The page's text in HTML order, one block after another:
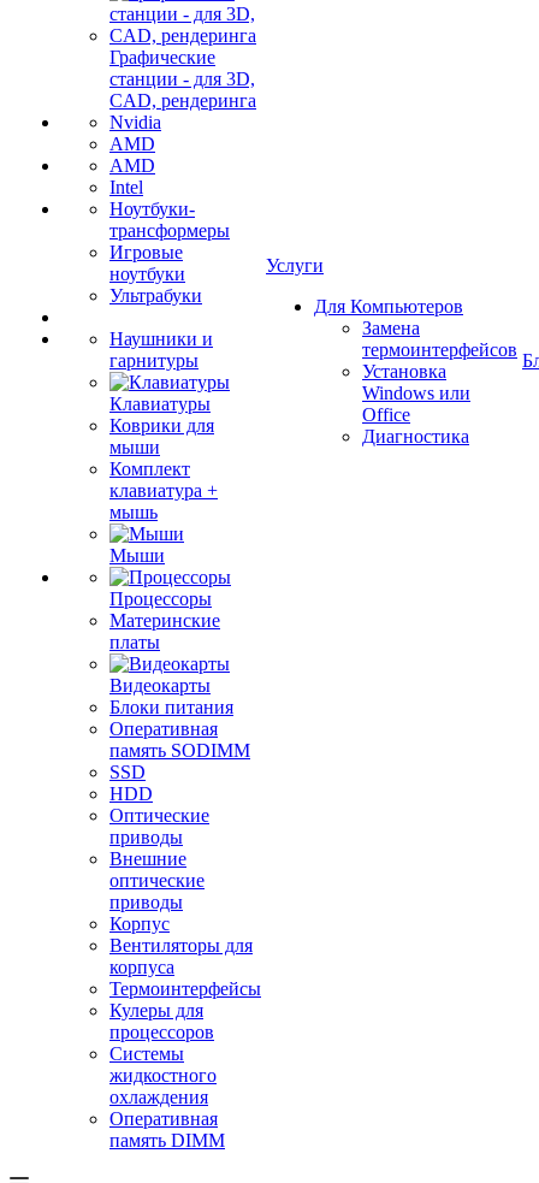
Графические
станции - для 3D,
CAD, рендеринга
Nvidia
AMD
AMD
Intel
Ноутбуки-
трансформеры
Игровые
ноутбуки
Ультрабуки
Наушники и
гарнитуры
Клавиатуры
Коврики для
мыши
Комплект
клавиатура +
мышь
Мыши
Процессоры
Материнские
платы
Видеокарты
Блоки питания
Оперативная
память SODIMM
SSD
HDD
Оптические
приводы
Внешние
оптические
приводы
Корпус
Вентиляторы для
корпуса
Термоинтерфейсы
Кулеры для
процессоров
Системы
жидкостного
охлаждения
Оперативная
память DIMM
Услуги
Для Компьютеров
Замена
термоинтерфейсов
Установка
Windows или
Office
Диагностика